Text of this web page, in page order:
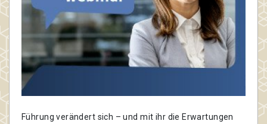
Führung verändert sich – und mit ihr die Erwartungen